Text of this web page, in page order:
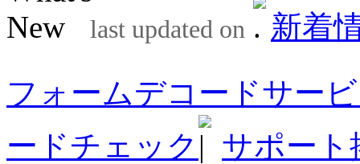
last updated on
新着
フォームデコードサー
ードチェック
サポート